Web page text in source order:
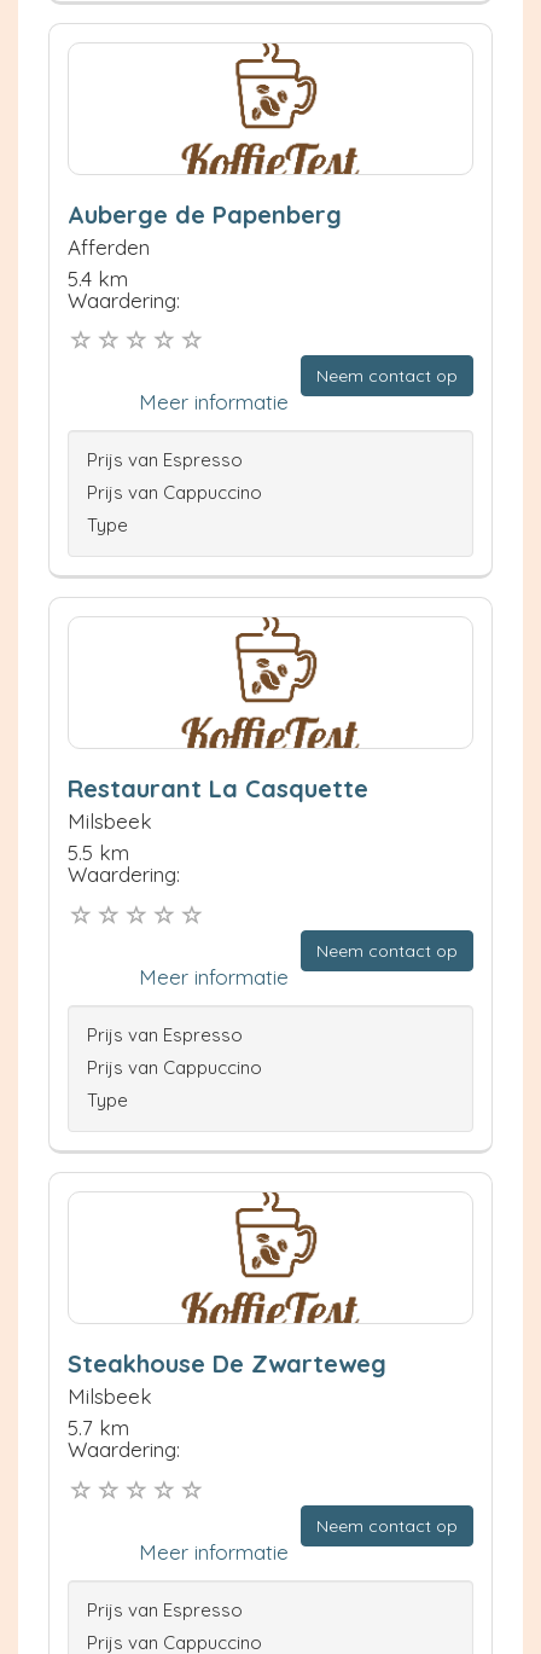
Auberge de Papenberg
Afferden
5.4 km
Waardering:
Neem contact op
Meer informatie
Prijs van Espresso
Prijs van Cappuccino
Type
Restaurant La Casquette
Milsbeek
5.5 km
Waardering:
Neem contact op
Meer informatie
Prijs van Espresso
Prijs van Cappuccino
Type
Steakhouse De Zwarteweg
Milsbeek
5.7 km
Waardering:
Neem contact op
Meer informatie
Prijs van Espresso
Prijs van Cappuccino